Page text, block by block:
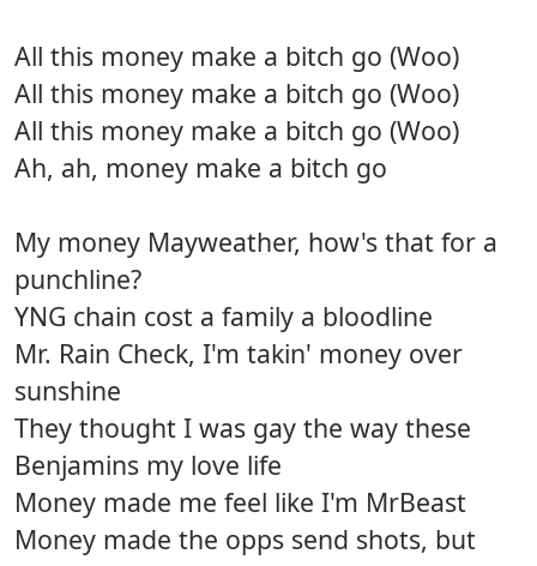
All this money make a bitch go (Woo)
All this money make a bitch go (Woo)
All this money make a bitch go (Woo)
Ah, ah, money make a bitch go
My money Mayweather, how's that for a
punchline?
YNG chain cost a family a bloodline
Mr. Rain Check, I'm takin' money over
sunshine
They thought I was gay the way these
Benjamins my love life
Money made me feel like I'm MrBeast
Money made the opps send shots, but